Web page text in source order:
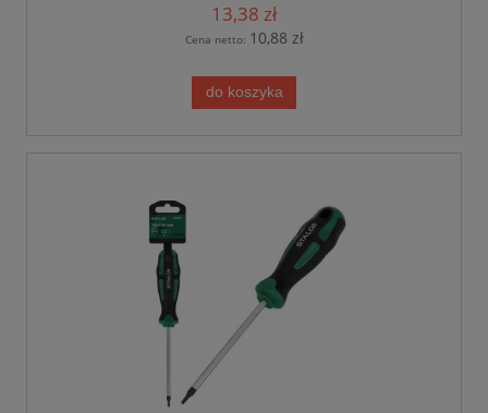
13,38 zł
Cena netto: 10,88 zł
do koszyka